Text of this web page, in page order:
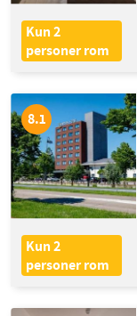
Kun 2
personer rom
8.1
Kun 2
personer rom